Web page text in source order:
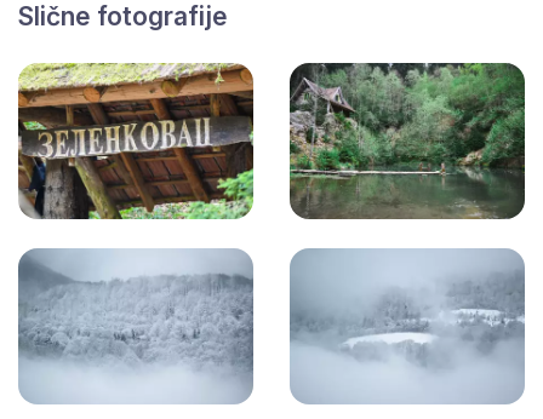
Slične fotografije